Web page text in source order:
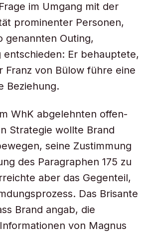
im Umgang mit der
prominenter Personen,
genannten Outing,
entschieden: Er behauptete,
Franz von Bülow führe eine
Beziehung.
WhK abgelehnten offen-
Strategie wollte Brand
seine Zustimmung
des Paragraphen 175 zu
aber das Gegenteil,
Das Brisante
Brand angab, die
von Magnus